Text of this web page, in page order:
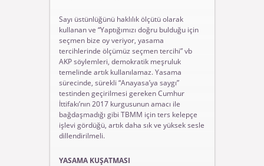
Sayı üstünlüğünü haklılık ölçütü olarak
kullanan ve “Yaptığımızı doğru bulduğu için
seçmen bize oy veriyor, yasama
tercihlerinde ölçümüz seçmen tercihi” vb
AKP söylemleri, demokratik meşruluk
temelinde artık kullanılamaz. Yasama
sürecinde, sürekli “Anayasa’ya saygı”
testinden geçirilmesi gereken Cumhur
İttifakı’nın 2017 kurgusunun amacı ile
bağdaşmadığı gibi TBMM için ters kelepçe
işlevi gördüğü, artık daha sık ve yüksek sesle
dillendirilmeli.
YASAMA KUŞATMASI